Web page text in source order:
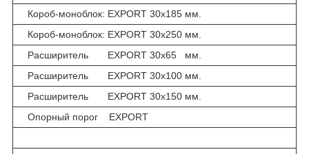
Короб-моноблок: EXPORT 30х185 мм.
Короб-моноблок: EXPORT 30х250 мм.
Расширитель EXPORT 30х65 мм.
Расширитель EXPORT 30х100 мм.
Расширитель EXPORT 30х150 мм.
Опорный порог EXPORT